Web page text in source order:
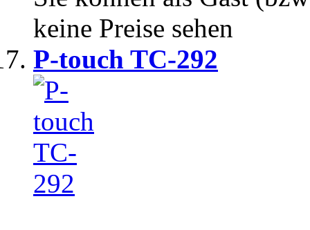
keine Preise sehen
P-touch TC-292